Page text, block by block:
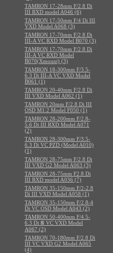
TAMRON 17-28mm F/2.8 Di
III RXD model A046 (6)
TAMRON 17-50mm F/4 Di III
VXD Model A068 (3)
TAMRON 17-70mm F/2.8 Di
III-A VC RXD Model B070 (3)
TAMRON 17-70mm F/2.8 Di
III-A VC RXD Model
B070(Xmount) (3)
TAMRON 18-300mm F/3.5-
6.3 Di III-A VC VXD Model
B061 (1)
TAMRON 20-40mm F/2.8 Di
III VXD Model A062 (1)
TAMRON 20mm F/2.8 Di III
OSD M1:2 Model F050 (1)
TAMRON 28-200mm F/2.8-
5.6 Di III RXD Model A071
(2)
TAMRON 28-300mm F/3.5-
6.3 Di VC PZD (Model A010)
(1)
TAMRON 28-75mm F/2.8 Di
III VXD G2 Model A063 (3)
TAMRON 28-75mm F2.8 Di
III RXD model A036 (7)
TAMRON 35-150mm F/2-2.8
Di III VXD Model A058 (1)
TAMRON 35-150mm F/2.8-4
Di VC OSD Model A043 (2)
TAMRON 50-400mm F/4.5-
6.3 Di Ⅲ VC VXD Model
A067 (2)
TAMRON 70-180mm F/2.8 Di
III VC VXD G2 Model A065
(4)